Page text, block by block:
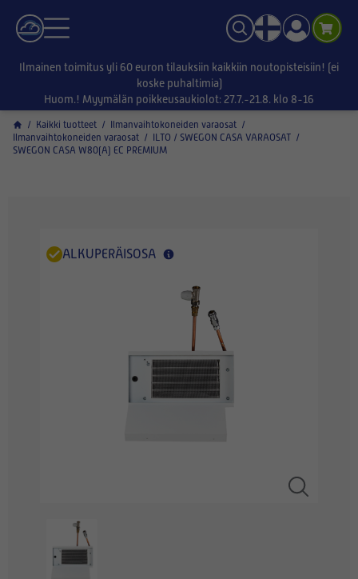
Ilmainen toimitus yli 60 euron tilauksiin kaikkiin noutopisteisiin! (ei
koske puhaltimia)
Huom.! Myymälän poikkeusaukiolot: 27.7.-21.8. klo 8-16
/ Kaikki tuotteet / Ilmanvaihtokoneiden varaosat /
Ilmanvaihtokoneiden varaosat / ILTO / SWEGON CASA VARAOSAT /
SWEGON CASA W80(A) EC PREMIUM
ALKUPERÄISOSA